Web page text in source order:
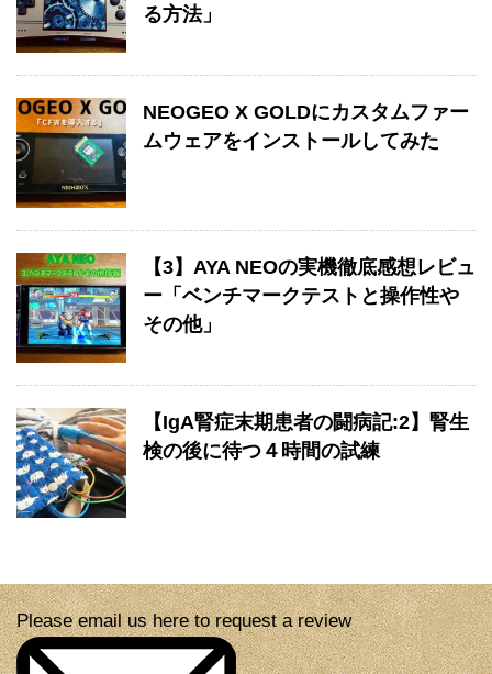
る方法」
NEOGEO X GOLDにカスタムファー
ムウェアをインストールしてみた
【3】AYA NEOの実機徹底感想レビュ
ー「ベンチマークテストと操作性や
その他」
【IgA腎症末期患者の闘病記:2】腎生
検の後に待つ４時間の試練
Please email us here to request a review